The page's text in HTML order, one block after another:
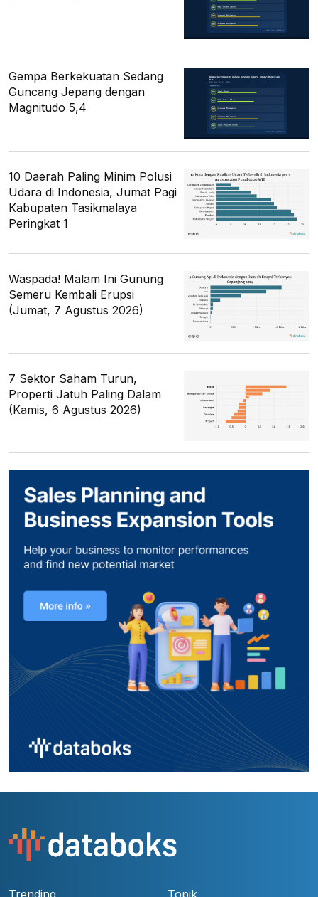
Gempa Berkekuatan Sedang
Guncang Jepang dengan
Magnitudo 5,4
10 Daerah Paling Minim Polusi
Udara di Indonesia, Jumat Pagi
Kabupaten Tasikmalaya
Peringkat 1
Waspada! Malam Ini Gunung
Semeru Kembali Erupsi
(Jumat, 7 Agustus 2026)
7 Sektor Saham Turun,
Properti Jatuh Paling Dalam
(Kamis, 6 Agustus 2026)